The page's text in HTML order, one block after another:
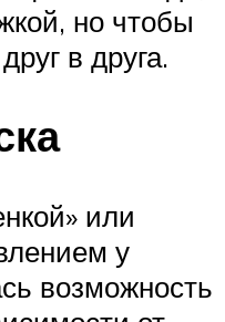
но чтобы
в друга.
или
у
возможность